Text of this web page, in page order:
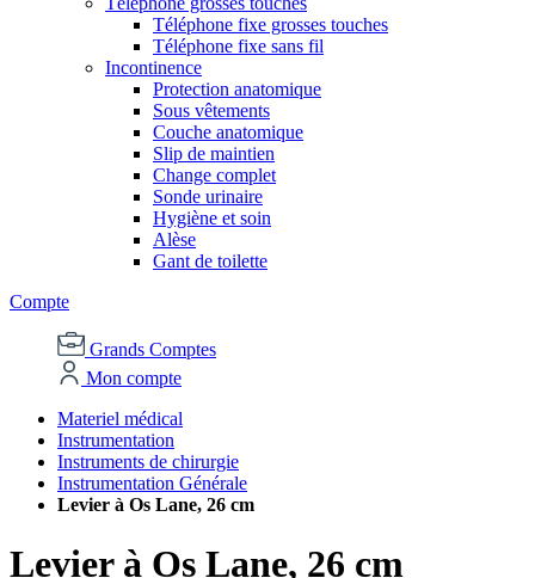
Téléphone fixe grosses touches
Téléphone fixe sans fil
Incontinence
Protection anatomique
Sous vêtements
Couche anatomique
Slip de maintien
Change complet
Sonde urinaire
Hygiène et soin
Alèse
Gant de toilette
Compte
Grands Comptes
Mon compte
Materiel médical
Instrumentation
Instruments de chirurgie
Instrumentation Générale
Levier à Os Lane, 26 cm
Levier à Os Lane, 26 cm